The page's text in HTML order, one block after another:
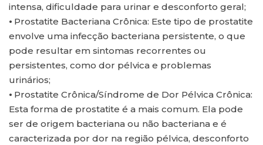
intensa, dificuldade para urinar e desconforto geral;
⦁ Prostatite Bacteriana Crônica: Este tipo de prostatite
envolve uma infecção bacteriana persistente, o que
pode resultar em sintomas recorrentes ou
persistentes, como dor pélvica e problemas
urinários;
⦁ Prostatite Crônica/Síndrome de Dor Pélvica Crônica:
Esta forma de prostatite é a mais comum. Ela pode
ser de origem bacteriana ou não bacteriana e é
caracterizada por dor na região pélvica, desconforto